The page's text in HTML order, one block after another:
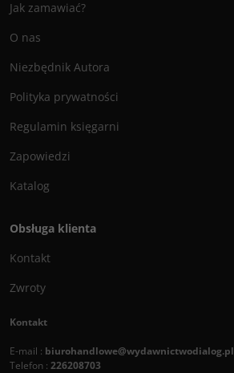
Jak zamawiać?
O nas
Niezbędnik Autora
Polityka prywatności
Regulamin księgarni
Zapowiedzi
Katalog
Obsługa klienta
Kontakt
Zwroty
Kontakt
E-mail : biurohandlowe@wydawnictwodialog.pl
Telefon : 226208703